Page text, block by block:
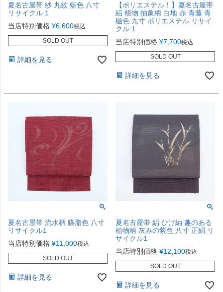
夏名古屋帯 紗 丸紋 藍色 八寸
リサイクル 1
当店特別価格 ¥6,600税込
SOLD OUT
詳細を見る
【ポリエステル！】夏名古屋帯
絽 植物 抽象柄 白地 赤 青藤 青
磁色 九寸 ポリエステル リサイ
クル 1
当店特別価格 ¥7,700税込
SOLD OUT
詳細を見る
夏名古屋帯 流水柄 臙脂色 八寸
リサイクル1
当店特別価格 ¥11,000税込
SOLD OUT
詳細を見る
夏名古屋帯 絽 ひげ紬 趣のある
植物柄 灰みの紫色 八寸 正絹 リ
サイクル1
当店特別価格 ¥12,100税込
SOLD OUT
詳細を見る